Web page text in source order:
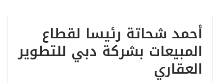
أحمد شحاتة رئيسا لقطاع
المبيعات بشركة دبي للتطوير
العقاري